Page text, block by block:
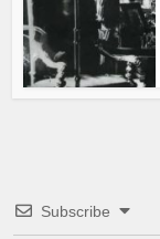
Subscribe